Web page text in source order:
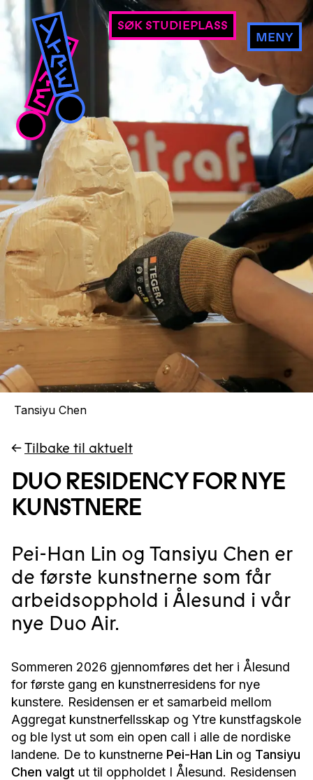
SØK STUDIEPLASS
MENY
Tansiyu Chen
←Tilbake til aktuelt
DUO RESIDENCY FOR NYE
KUNSTNERE
Pei-Han Lin og Tansiyu Chen er
de første kunstnerne som får
arbeidsopphold i Ålesund i vår
nye Duo Air.
Sommeren 2026 gjennomføres det her i Ålesund
for første gang en kunstnerresidens for nye
kunstere. Residensen er et samarbeid mellom
Aggregat kunstnerfellsskap og Ytre kunstfagskole
og ble lyst ut som ein open call i alle de nordiske
landene. De to kunstnerne Pei-Han Lin og Tansiyu
Chen valgt ut til oppholdet I Ålesund. Residensen